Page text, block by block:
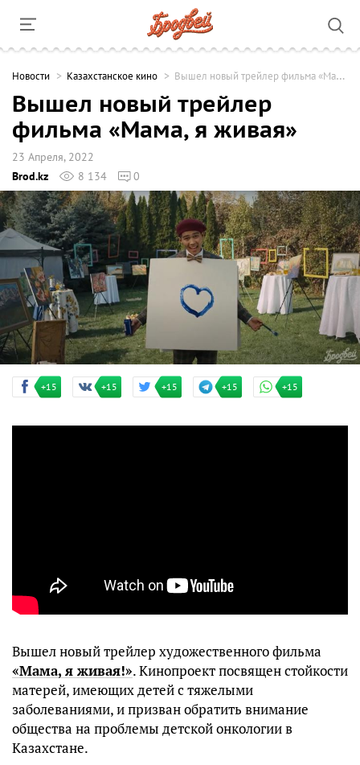
Новости Казахстанское кино Вышел новый трейлер фильма «Мама, я живая»
Вышел новый трейлер
фильма «Мама, я живая»
23 Апреля, 2022
Brod.kz
8 134 0
+15 +15 +15 +15 +15
Вышел новый трейлер художественного фильма
«Мама, я живая!». Кинопроект посвящен стойкости
матерей, имеющих детей с тяжелыми
заболеваниями, и призван обратить внимание
общества на проблемы детской онкологии в
Казахстане.